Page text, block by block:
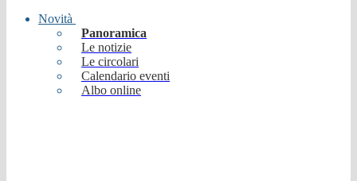
Novità
Panoramica
Le notizie
Le circolari
Calendario eventi
Albo online